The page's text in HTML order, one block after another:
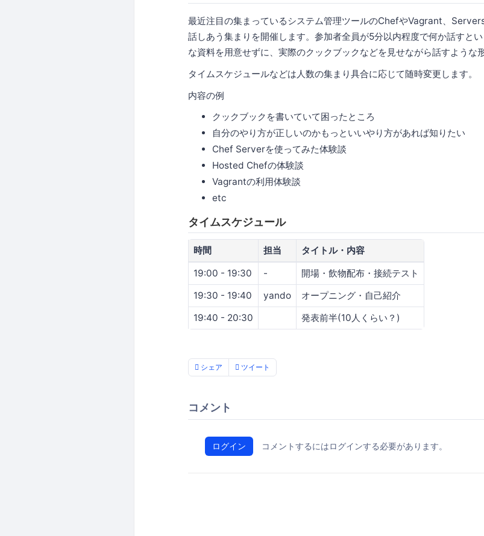
最近注目の集まっているシステム管理ツールのChefやVagrant、
話しあう集まりを開催します。参加者全員が5分以内程度で何か話すと
な資料を用意せずに、実際のクックブックなどを見せながら話すような
タイムスケジュールなどは人数の集まり具合に応じて随時変更します。
内容の例
クックブックを書いていて困ったところ
自分のやり方が正しいのかもっといいやり方があれば知りたい
Chef Serverを使ってみた体験談
Hosted Chefの体験談
Vagrantの利用体験談
etc
タイムスケジュール
時間 担当
タイトル・内容
19:00 - 19:30
-
開場・飲物配布・接続テスト
19:30 - 19:40
yando
オープニング・自己紹介
19:40 - 20:30
発表前半(10人くらい？)
シェア ツイート
コメント
ログイン コメントするにはログインする必要があります。